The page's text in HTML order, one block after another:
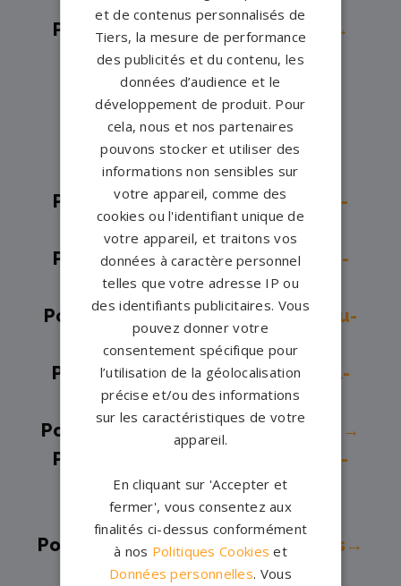
Pompes funèbres - Machecoul→
Pompes funèbres -Nantes→
Pompes funèbres - Nozay→
Pompes funèbres - Plessé→
Pompes funèbres -Pornic→
Pompes funèbres - Rezé→
Pompes funèbres - Saint-Brevin-
les-Pins→
Pompes funèbres -Saint-Gildas-
des-Bois→
Pompes funèbres - Saint-Mars-du-
Désert→
Pompes funèbres - Saint-Michel-
Chef-Chef→
Pompes funèbres -
Saint-Nazaire→
Pompes funèbres -
Sainte-Luce-
sur-Loire→
Pompes funèbres -Savenay→
Pompes funèbres - Sion Les Mines→
Pompes funèbres -Touches→
et de contenus personnalisés de
Tiers, la mesure de performance
des publicités et du contenu, les
données d’audience et le
développement de produit. Pour
cela, nous et nos partenaires
pouvons stocker et utiliser des
informations non sensibles sur
votre appareil, comme des
cookies ou l'identifiant unique de
votre appareil, et traitons vos
données à caractère personnel
telles que votre adresse IP ou
des identifiants publicitaires. Vous
pouvez donner votre
consentement spécifique pour
l’utilisation de la géolocalisation
précise et/ou des informations
sur les caractéristiques de votre
appareil.
En cliquant sur 'Accepter et
fermer', vous consentez aux
finalités ci-dessus conformément
à nos Politiques Cookies et
Données personnelles. Vous